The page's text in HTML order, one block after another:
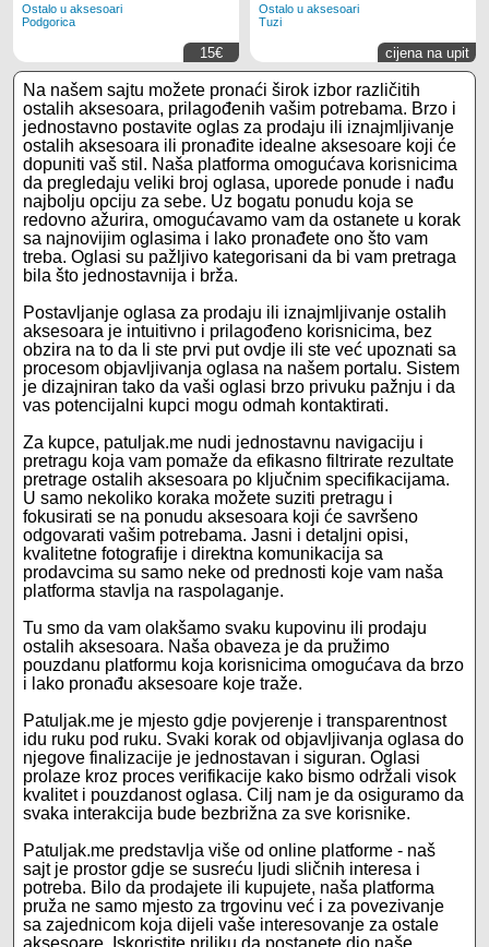
Ostalo u aksesoari
Podgorica
15€
Ostalo u aksesoari
Tuzi
cijena na upit
Na našem sajtu možete pronaći širok izbor različitih
ostalih aksesoara, prilagođenih vašim potrebama. Brzo i
jednostavno postavite oglas za prodaju ili iznajmljivanje
ostalih aksesoara ili pronađite idealne aksesoare koji će
dopuniti vaš stil. Naša platforma omogućava korisnicima
da pregledaju veliki broj oglasa, uporede ponude i nađu
najbolju opciju za sebe. Uz bogatu ponudu koja se
redovno ažurira, omogućavamo vam da ostanete u korak
sa najnovijim oglasima i lako pronađete ono što vam
treba. Oglasi su pažljivo kategorisani da bi vam pretraga
bila što jednostavnija i brža.
Postavljanje oglasa za prodaju ili iznajmljivanje ostalih
aksesoara je intuitivno i prilagođeno korisnicima, bez
obzira na to da li ste prvi put ovdje ili ste već upoznati sa
procesom objavljivanja oglasa na našem portalu. Sistem
je dizajniran tako da vaši oglasi brzo privuku pažnju i da
vas potencijalni kupci mogu odmah kontaktirati.
Za kupce, patuljak.me nudi jednostavnu navigaciju i
pretragu koja vam pomaže da efikasno filtrirate rezultate
pretrage ostalih aksesoara po ključnim specifikacijama.
U samo nekoliko koraka možete suziti pretragu i
fokusirati se na ponudu aksesoara koji će savršeno
odgovarati vašim potrebama. Jasni i detaljni opisi,
kvalitetne fotografije i direktna komunikacija sa
prodavcima su samo neke od prednosti koje vam naša
platforma stavlja na raspolaganje.
Tu smo da vam olakšamo svaku kupovinu ili prodaju
ostalih aksesoara. Naša obaveza je da pružimo
pouzdanu platformu koja korisnicima omogućava da brzo
i lako pronađu aksesoare koje traže.
Patuljak.me je mjesto gdje povjerenje i transparentnost
idu ruku pod ruku. Svaki korak od objavljivanja oglasa do
njegove finalizacije je jednostavan i siguran. Oglasi
prolaze kroz proces verifikacije kako bismo održali visok
kvalitet i pouzdanost oglasa. Cilj nam je da osiguramo da
svaka interakcija bude bezbrižna za sve korisnike.
Patuljak.me predstavlja više od online platforme - naš
sajt je prostor gdje se susreću ljudi sličnih interesa i
potreba. Bilo da prodajete ili kupujete, naša platforma
pruža ne samo mjesto za trgovinu već i za povezivanje
sa zajednicom koja dijeli vaše interesovanje za ostale
aksesoare. Iskoristite priliku da postanete dio naše